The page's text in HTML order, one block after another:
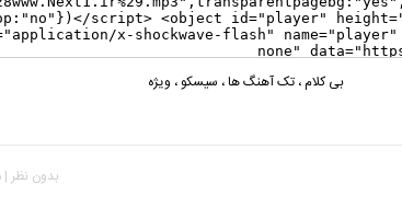
بی کلام،تک آهنگ ها، سیسکو ، ویژه
بدون نظر | 296 بازدید